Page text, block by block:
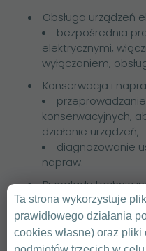
Obsługa urządzeń
bezpośrednia
elektrycznymi,
wyłączaniem,
Konserwacja i
konserwacyjnych,
działanie urządzeń,
diagnozowanie
napraw.
Przeglądy
wykonywanie
urządzeń i
technicznego i
Ta strona wykorzystuje
prawidłowego działania
cookies własne) oraz